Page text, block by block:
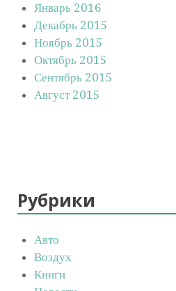
Январь 2016
Декабрь 2015
Ноябрь 2015
Октябрь 2015
Сентябрь 2015
Август 2015
Рубрики
Авто
Воздух
Книги